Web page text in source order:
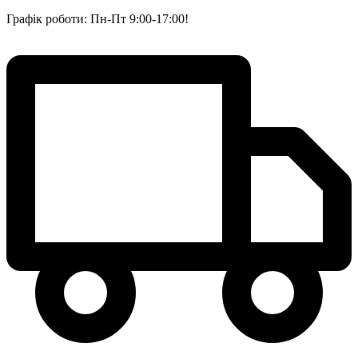
Графік роботи: Пн-Пт 9:00-17:00!